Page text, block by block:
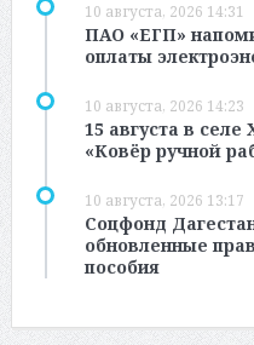
10 августа, 2026 14:31
ПАО «ЕГП»
оплаты
10 августа, 2026 14:23
15 августа в
«Ковёр ручной
10 августа, 2026 13:17
Соцфонд
обновленные
пособия